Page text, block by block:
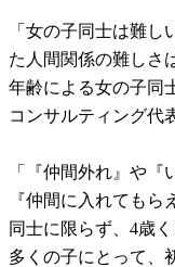
「女の子同士は難
た人間関係の難しさ
年齢による女の子同
コンサルティング代
「『仲間外れ』や『
『仲間に入れても
同士に限らず、4歳
多くの子にとって、